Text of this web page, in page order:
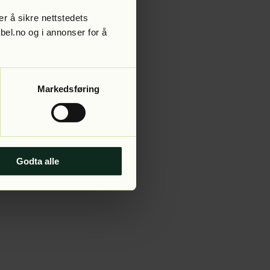
å sikre nettstedets
og i annonser for å
Markedsføring
Godta alle